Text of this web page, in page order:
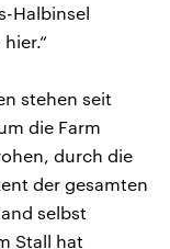
Halbinsel
stehen seit
die Farm
durch die
der gesamten
selbst
Stall hat